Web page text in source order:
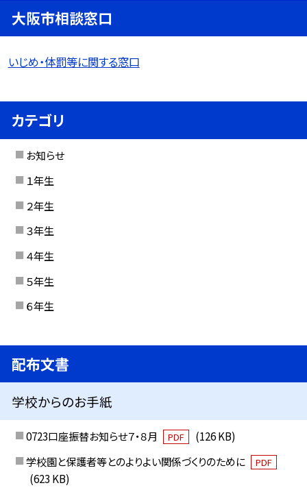
大阪市相談窓口
いじめ・体罰等に関する窓口
カテゴリ
お知らせ
１年生
２年生
３年生
４年生
５年生
６年生
配布文書
学校からのお手紙
0723口座振替お知らせ７・８月 PDF
(126 KB)
学校園と保護者等とのよりよい関係づくりのために
PDF
(623 KB)